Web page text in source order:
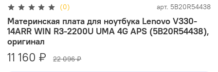
(0) арт. 5B20R54438
Материнская плата для ноутбука Lenovo V330-
14ARR WIN R3-2200U UMA 4G APS (5B20R54438),
оригинал
11 160 ₽ 22 096 ₽